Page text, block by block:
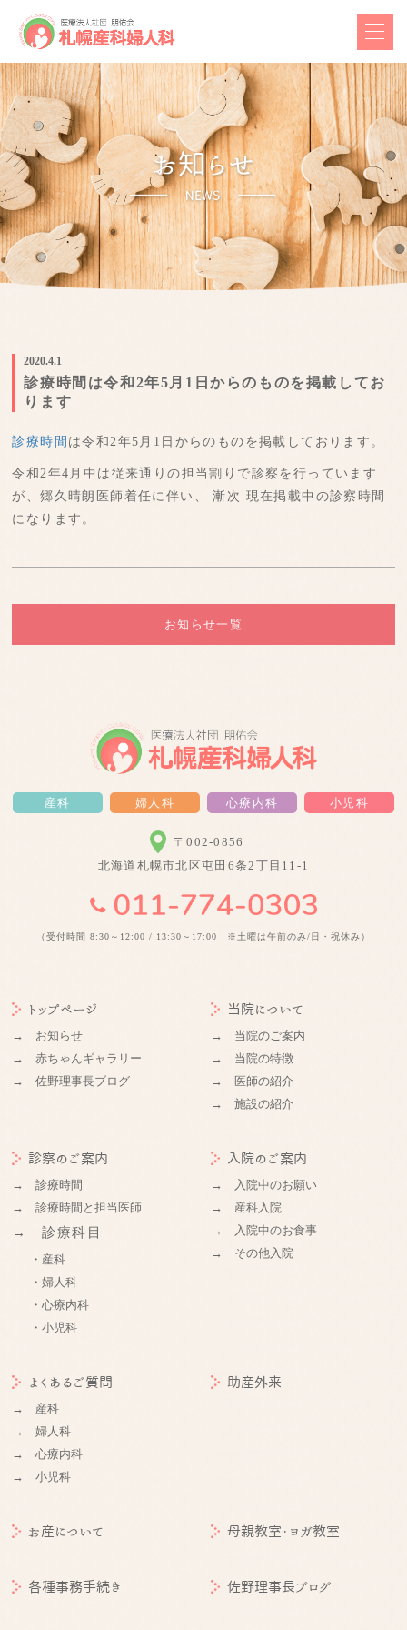
2020.4.1
診療時間は令和2年5月1日からのものを掲載してお
ります
診療時間 は令和2年5月1日からのものを掲載しております。
令和2年4月中は従来通りの担当割りで診察を行っています
が、郷久晴朗医師着任に伴い、 漸次 現在掲載中の診察時間
になります。
お知らせ一覧
産科 婦人科 心療内科 小児科
〒002-0856
北海道札幌市北区屯田6条2丁目11-1
（受付時間 8:30～12:00 / 13:30～17:00 ※土曜は午前のみ/日・祝休み）
トップページ
→ お知らせ
→ 赤ちゃんギャラリー
→ 佐野理事長ブログ
当院について
→ 当院のご案内
→ 当院の特徴
→ 医師の紹介
→ 施設の紹介
診察のご案内
→ 診療時間
→ 診療時間と担当医師
→ 診療科目
・産科
・婦人科
・心療内科
・小児科
入院のご案内
→ 入院中のお願い
→ 産科入院
→ 入院中のお食事
→ その他入院
よくあるご質問
→ 産科
→ 婦人科
→ 心療内科
→ 小児科
助産外来
お産について 母親教室・ヨガ教室
各種事務手続き 佐野理事長ブログ